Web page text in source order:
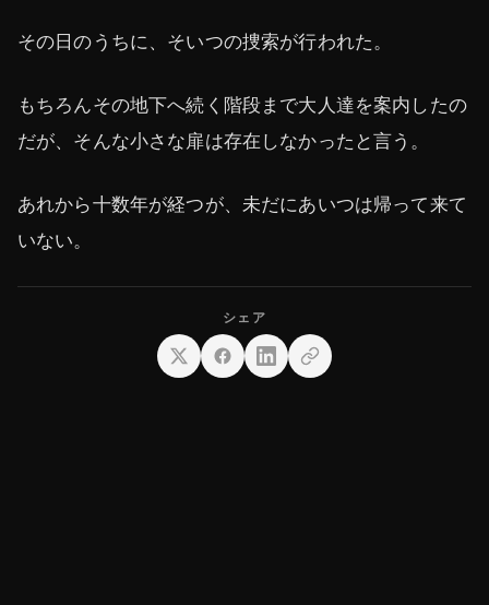
その日のうちに、そいつの捜索が行われた。
もちろんその地下へ続く階段まで大人達を案内したの
だが、そんな小さな扉は存在しなかったと言う。
あれから十数年が経つが、未だにあいつは帰って来て
いない。